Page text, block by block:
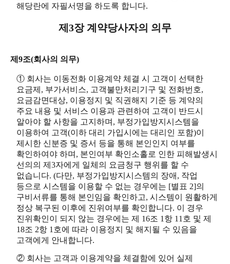
해당란에 자필서명을 하도록 합니다.
제3장 계약당사자의 의무
제9조(회사의 의무)
① 회사는 이동전화 이용계약 체결 시 고객이 선택한
요금제, 부가서비스, 고객불만처리기구 및 전화번호,
요금감면대상, 이용정지 및 직권해지 기준 등 계약의
주요 내용 및 서비스 이용과 관련하여 고객이 반드시
알아야 할 사항을 고지하며, 부정가입방지시스템을
이용하여 고객(이하 대리 가입시에는 대리인 포함)이
제시한 신분증 및 증서 등을 통해 본인인지 여부를
확인하여야 하며, 본인여부 확인소홀로 인한 피해발생시
선의의 제3자에게 일체의 요금청구 행위를 할 수
없습니다. (다만, 부정가입방지시스템의 장애, 작업
등으로 시스템을 이용할 수 없는 경우에는 [별표 2]의
구비서류를 통해 본인임을 확인하고, 시스템이 원활하게
정상 복구된 이후에 진위여부를 확인합니다. 이 경우
진위확인이 되지 않는 경우에는 제 16조 1항 11호 및 제
18조 2항 1호에 따라 이용정지 및 해지될 수 있음을
고객에게 안내합니다.
② 회사는 고객과 이용계약을 체결함에 있어 실제